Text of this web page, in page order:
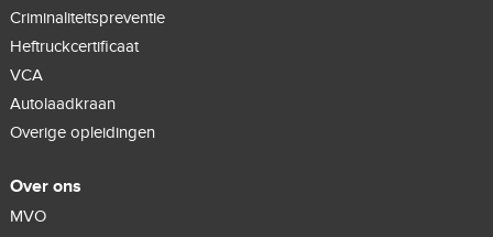
Criminaliteitspreventie
Heftruckcertificaat
VCA
Autolaadkraan
Overige opleidingen
Over ons
MVO